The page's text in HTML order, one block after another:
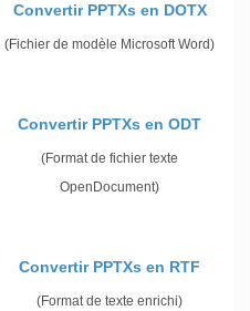
Convertir PPTXs en DOTX
(Fichier de modèle Microsoft Word)
Convertir PPTXs en ODT
(Format de fichier texte
OpenDocument)
Convertir PPTXs en RTF
(Format de texte enrichi)